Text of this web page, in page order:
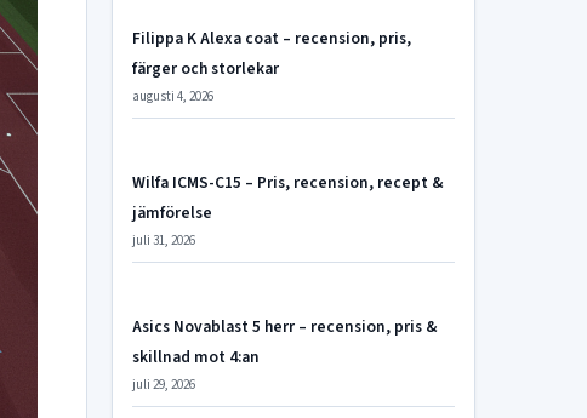
Filippa K Alexa coat – recension, pris,
färger och storlekar
augusti 4, 2026
Wilfa ICMS-C15 – Pris, recension, recept &
jämförelse
juli 31, 2026
Asics Novablast 5 herr – recension, pris &
skillnad mot 4:an
juli 29, 2026